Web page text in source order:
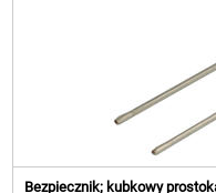
Bezpiecznik; kubkowy